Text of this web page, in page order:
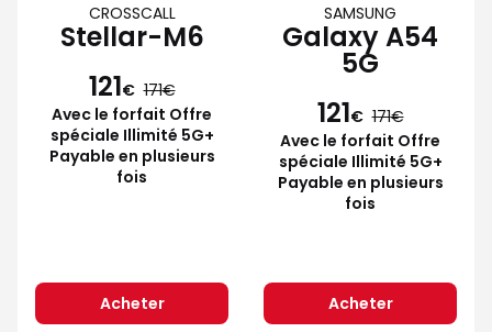
CROSSCALL
Stellar-M6
121€ 171
Avec le forfait Offre
spéciale Illimité 5G+
Payable en plusieurs
fois
Acheter
SAMSUNG
Galaxy A54
5G
121€ 171
Avec le forfait Offre
spéciale Illimité 5G+
Payable en plusieurs
fois
Acheter